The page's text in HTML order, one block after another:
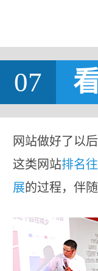
07
网站做好了以
这类网站排名
展的过程，伴